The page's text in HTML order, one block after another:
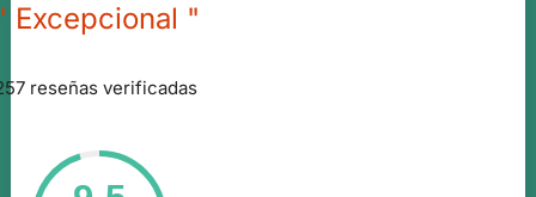
Excepcional "
reseñas verificadas